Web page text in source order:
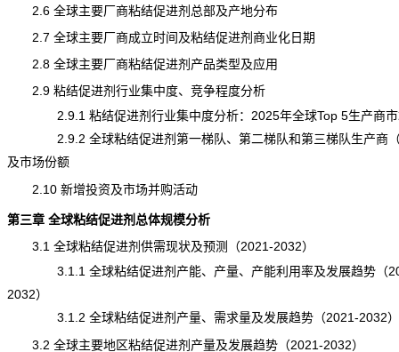
2.6 全球主要厂商粘结促进剂总部及产地分布
2.7 全球主要厂商成立时间及粘结促进剂商业化日期
2.8 全球主要厂商粘结促进剂产品类型及应用
2.9 粘结促进剂行业集中度、竞争程度分析
2.9.1 粘结促进剂行业集中度分析：2025年全球Top 5生产商市
2.9.2 全球粘结促进剂第一梯队、第二梯队和第三梯队生产商
及市场份额
2.10 新增投资及市场并购活动
第三章 全球粘结促进剂总体规模分析
3.1 全球粘结促进剂供需现状及预测（2021-2032）
3.1.1 全球粘结促进剂产能、产量、产能利用率及发展趋势（
2032）
3.1.2 全球粘结促进剂产量、需求量及发展趋势（2021-2032）
3.2 全球主要地区粘结促进剂产量及发展趋势（2021-2032）